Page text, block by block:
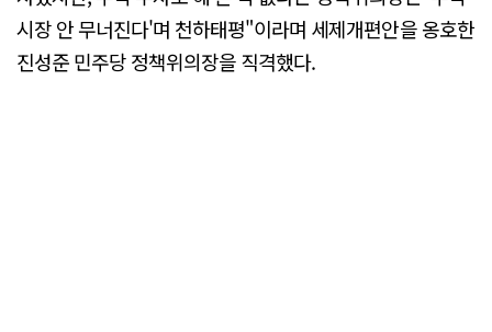
시장 안 무너진다'며 천하태평"이라며 세제개편안을 옹호한
진성준 민주당 정책위의장을 직격했다.